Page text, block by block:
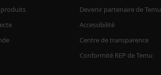
produits
Devenir partenaire de Temu
Accessibilité
Centre de transparence
Conformité REP de Temu